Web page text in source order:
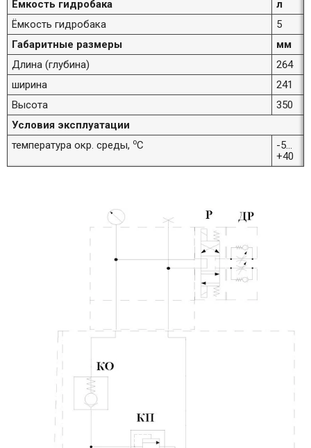
Ёмкость гидробака
л
Ёмкость гидробака
5
Габаритные размеры
мм
Длина (глубина)
264
ширина
241
Высота
350
Условия эксплуатации
температура окр. среды, оС
-5…
+40